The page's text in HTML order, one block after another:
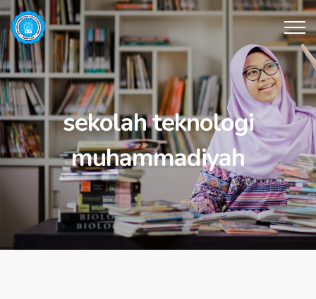
sekolah teknologi
muhammadiyah